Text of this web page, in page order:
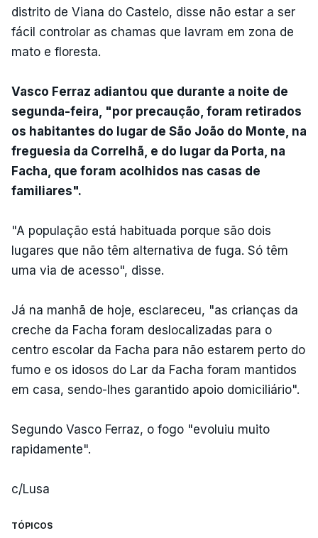
distrito de Viana do Castelo, disse não estar a ser
fácil controlar as chamas que lavram em zona de
mato e floresta.
Vasco Ferraz adiantou que durante a noite de
segunda-feira, "por precaução, foram retirados
os habitantes do lugar de São João do Monte, na
freguesia da Correlhã, e do lugar da Porta, na
Facha, que foram acolhidos nas casas de
familiares".
"A população está habituada porque são dois
lugares que não têm alternativa de fuga. Só têm
uma via de acesso", disse.
Já na manhã de hoje, esclareceu, "as crianças da
creche da Facha foram deslocalizadas para o
centro escolar da Facha para não estarem perto do
fumo e os idosos do Lar da Facha foram mantidos
em casa, sendo-lhes garantido apoio domiciliário".
Segundo Vasco Ferraz, o fogo "evoluiu muito
rapidamente".
c/Lusa
TÓPICOS